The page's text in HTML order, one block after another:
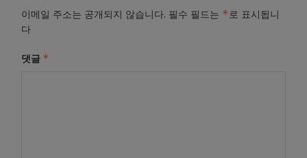
이메일 주소는 공개되지 않습니다. 필수 필드는 *로 표시됩니
다
댓글 *